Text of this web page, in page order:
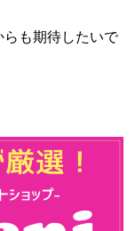
らも期待したいで